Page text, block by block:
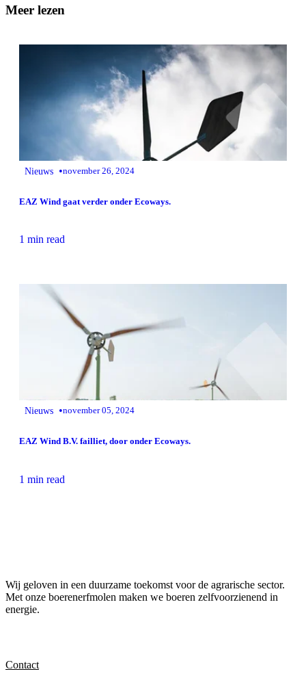
Meer lezen
Nieuws •november 26, 2024
EAZ Wind gaat verder onder Ecoways.
1 min read
Nieuws •november 05, 2024
EAZ Wind B.V. failliet, door onder Ecoways.
1 min read
Wij geloven in een duurzame toekomst voor de agrarische sector.
Met onze boerenerfmolen maken we boeren zelfvoorzienend in
energie.
Contact